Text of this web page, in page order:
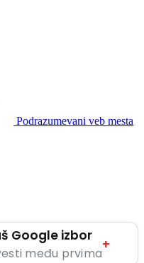
Podrazumevani veb mesta
Google izbor
među prvima
+